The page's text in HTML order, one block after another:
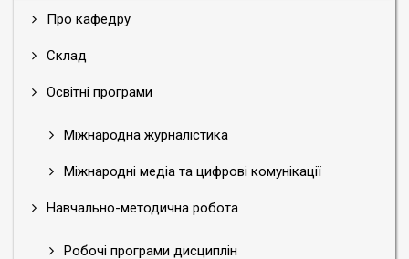
Про кафедру
Склад
Освітні програми
Міжнародна журналістика
Міжнародні медіа та цифрові комунікації
Навчально-методична робота
Робочі програми дисциплін